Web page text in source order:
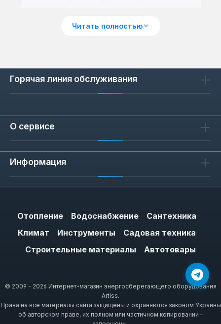
Спиральные сверла Irwin подходят для
сверления металла и пластика — они
для дерева: они дают чистое отверстие
бетона и кирпича используйте свёрла с
ударном режиме перфоратора. Наборы из
для домашней мастерской.
Как выбрать: диаметр, длина и
Для сверления металла толщиной до 5 мм
выбирайте спиральное сверло диаметром
3-10 мм с цилиндрическим хвостовиком.
Читать полностью
Горячая линия обслуживания
О сервисе
Информация
Отопление Водоснабжение
Сантехника
Климат
Инструменты
Садовая техника
Строительные материалы
Автотовары
© 2009 - 2026 Интернет-магазин энергосберегающего оборудования
Artiss.
Права на все материалы сайта защищены и охраняются законом Украины
об авторском праве, их полном или частичном копировании –